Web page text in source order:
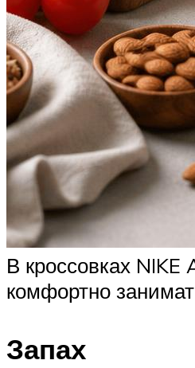
В кроссовках NIKE
комфортно
Запах